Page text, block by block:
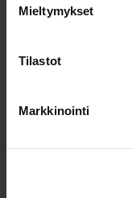
Mieltymykset
Tilastot
Markkinointi
hyvinvoiva